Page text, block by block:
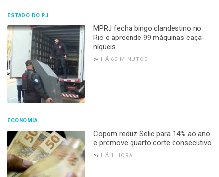
ESTADO DO RJ
MPRJ fecha bingo clandestino no
Rio e apreende 99 máquinas caça-
níqueis
HÁ 60 MINUTOS
ECONOMIA
Copom reduz Selic para 14% ao ano
e promove quarto corte consecutivo
HÁ 1 HORA